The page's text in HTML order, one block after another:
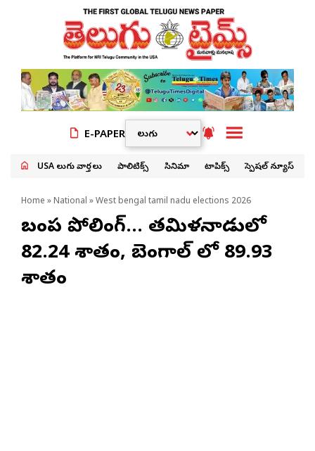
E-PAPER
USA తెలుగు వార్తలు పాలిటిక్స్ సినిమా టాపిక్స్ స్పెషల్ న్యూస్
Home » National » West bengal tamil nadu elections 2026
బంపర్ పోలింగ్… తమిళనాడులో
82.24 శాతం, బెంగాల్ లో 89.93
శాతం